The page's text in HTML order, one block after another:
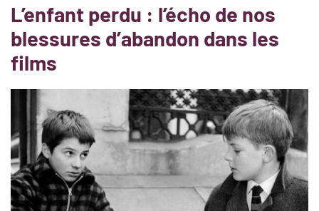
L’enfant perdu : l’écho de nos
blessures d’abandon dans les
films